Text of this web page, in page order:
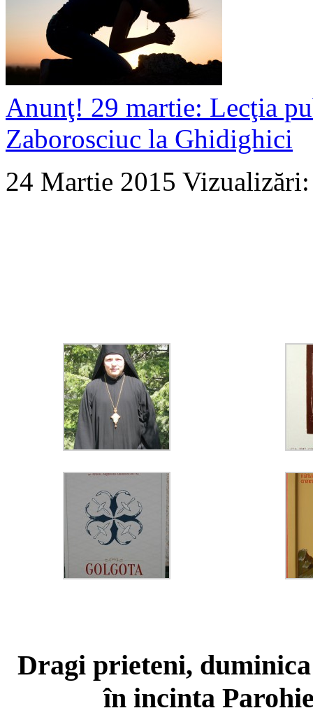
Anunţ! 29 martie: Lecţia
Zaborosciuc la Ghidighici
24 Martie 2015
Dragi prieteni,
în incinta